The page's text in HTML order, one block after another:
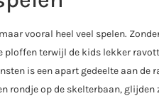
vooral heel veel spelen.
terwijl de kids lekker
is een apart gedeelte aan de
rondje op de skelterbaan,